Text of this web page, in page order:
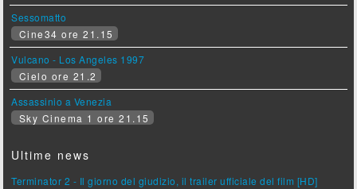
Sessomatto
Cine34 ore 21.15
Vulcano - Los Angeles 1997
Cielo ore 21.2
Assassinio a Venezia
Sky Cinema 1 ore 21.15
Ultime news
Terminator 2 - Il giorno del giudizio, il trailer ufficiale del film [HD]